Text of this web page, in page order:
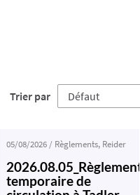
Trier par
05/08/2026 / Règlements, Reider
2026.08.05_Règlement
temporaire de